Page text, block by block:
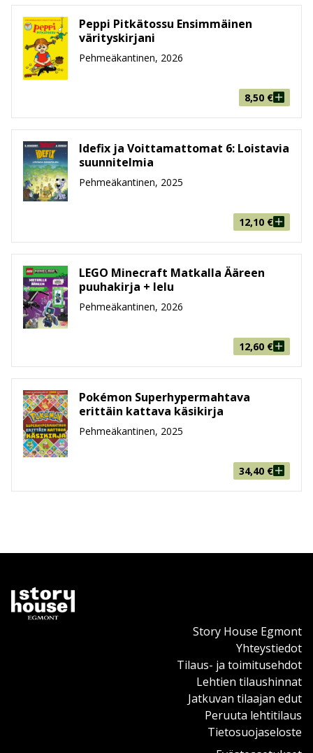
ALV
13.5 %
Sivumäärä
48
Koko
leveys x korkeus x
215 mm * 285 mm * 4 mm
Ikäryhmä
6-8, 9-99
Peppi Pitkätossu Ensimmäinen
värityskirjani
Pehmeäkantinen, 2026
8,50 €
Idefix ja Voittamattomat 6: Loistavia
suunnitelmia
Pehmeäkantinen, 2025
12,10 €
LEGO Minecraft Matkalla Ääreen
puuhakirja + lelu
Pehmeäkantinen, 2026
12,60 €
Pokémon Superhypermahtava
erittäin kattava käsikirja
Pehmeäkantinen, 2025
34,40 €
Story House Egmont
Yhteystiedot
Tilaus- ja toimitusehdot
Lehtien tilaushinnat
Jatkuvan tilaajan edut
Peruuta lehtitilaus
Tietosuojaseloste